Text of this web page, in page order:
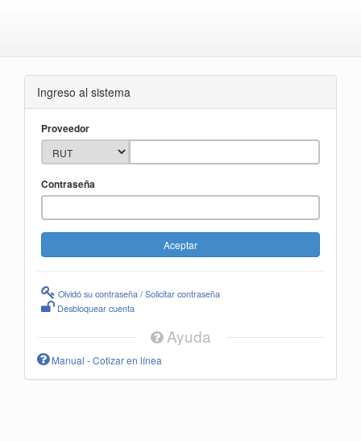
Ingreso al sistema
Proveedor
Contraseña
Olvidó su contraseña / Solicitar contraseña
Desbloquear cuenta
Ayuda
Manual - Cotizar en línea